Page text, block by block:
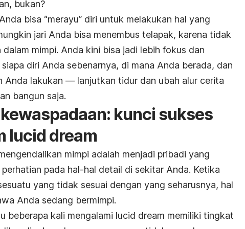
bukan?
bisa “merayu” diri untuk melakukan hal yang
jari Anda bisa menembus telapak, karena tidak
mimpi. Anda kini bisa jadi lebih fokus dan
diri Anda sebenarnya, di mana Anda berada, dan
Anda lakukan — lanjutkan tidur dan ubah alur cerita
bangun saja.
kunci sukses
lucid dream
mimpi adalah menjadi pribadi yang
pada hal-hal detail di sekitar Anda. Ketika
yang tidak sesuai dengan yang seharusnya, hal
Anda sedang bermimpi.
beberapa kali mengalami lucid dream memiliki tingkat